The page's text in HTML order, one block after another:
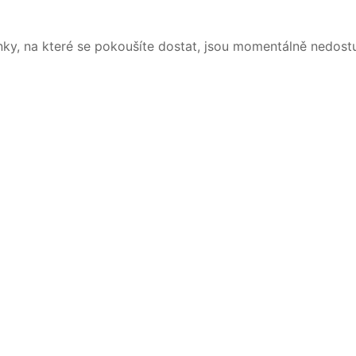
na které se pokoušíte dostat, jsou momentálně